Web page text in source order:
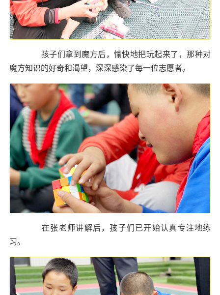
孩子们拿到魔方后，愉快地把玩起来了，那种对
魔方知识的好奇和渴望，深深感染了每一位志愿者。
在张老师讲解后，孩子们已开始认真专注地练
习。